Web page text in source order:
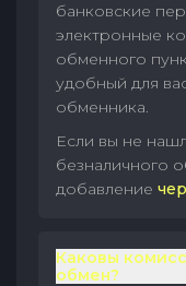
банковские
электронные
обменного
удобный для
обменника.
Если вы не
безналичного
добавление
Каковы
обмен?